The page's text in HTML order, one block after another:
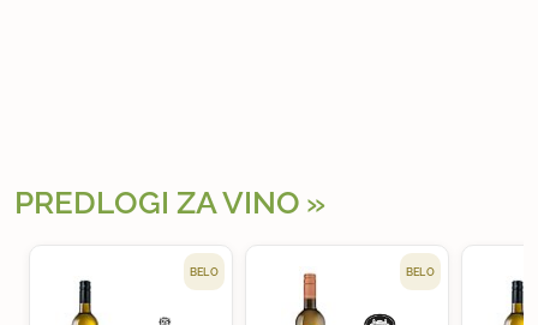
PREDLOGI ZA VINO
BELO BELO